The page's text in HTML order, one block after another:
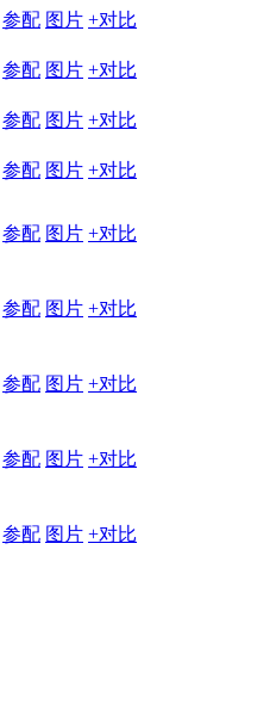
参配 图片 +对比
参配 图片 +对比
参配 图片 +对比
参配 图片 +对比
参配 图片 +对比
参配 图片 +对比
参配 图片 +对比
参配 图片 +对比
参配 图片 +对比